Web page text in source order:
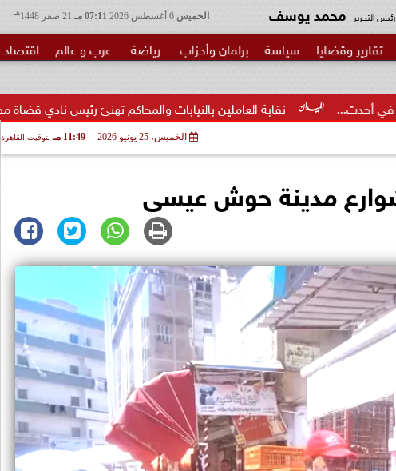
الخميس 07:11 مـ هـ رئيس التحرير محمد يوسف
تقارير وقضايا سياسة برلمان وأحزاب رياضة عرب و عالم اقتصاد
نقابة العاملين بالنيابات والمحاكم تهنئ رئيس نادي قضاة مصر.. وتثمن...
الخميس، 25 يونيو 2026 11:49 مـ بتوقيت القاهرة